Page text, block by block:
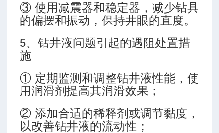
③ 使用减震器和稳定器，减少钻具
的偏摆和振动，保持井眼的直度。
5、钻井液问题引起的遇阻处置措
施
① 定期监测和调整钻井液性能，使
用润滑剂提高其润滑效果；
② 添加合适的稀释剂或调节黏度，
以改善钻井液的流动性；